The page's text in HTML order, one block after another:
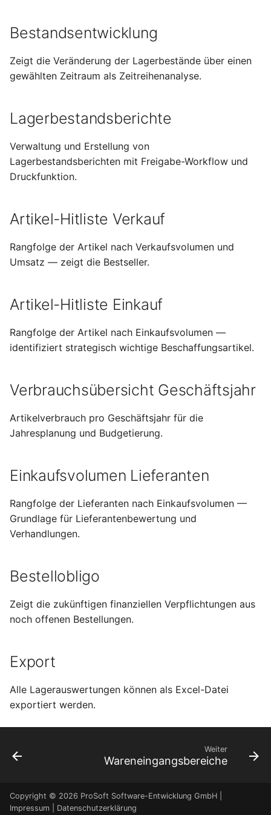
t
a
i
e
t
Länder
Datenimport
Steuersätze und
Produktkostenkalkulation
SEPA-Lastschriftmandate
Factoring
Profit-Center
Kostenarten
Kostenträger
Bankkontoübersicht
Controlling
Gutschriftsanzeigen
Verträge
Verkaufskonditionen
Frachttarife
Verfügbarkeitsübersicht
Änderungsaufträge
Vertriebsauswertungen
Export Materialverfügbarkeitsmonitor
Versanddienstleister Perioden
Bestandsentwicklung
Zeigt die Veränderung der Lagerbestände über einen
gewählten Zeitraum als Zeitreihenanalyse.
Lagerbestandsberichte
Verwaltung und Erstellung von
Lagerbestandsberichten mit Freigabe-Workflow und
Druckfunktion.
Artikel-Hitliste Verkauf
Rangfolge der Artikel nach Verkaufsvolumen und
Umsatz — zeigt die Bestseller.
Artikel-Hitliste Einkauf
Rangfolge der Artikel nach Einkaufsvolumen —
identifiziert strategisch wichtige Beschaffungsartikel.
Verbrauchsübersicht Geschäftsjahr
Artikelverbrauch pro Geschäftsjahr für die
Jahresplanung und Budgetierung.
Einkaufsvolumen Lieferanten
Rangfolge der Lieferanten nach Einkaufsvolumen —
Grundlage für Lieferantenbewertung und
Verhandlungen.
Bestellobligo
Zeigt die zukünftigen finanziellen Verpflichtungen aus
noch offenen Bestellungen.
Export
Alle Lagerauswertungen können als Excel-Datei
exportiert werden.
Weiter
Wareneingangsbereiche
Copyright © 2026 ProSoft Software-Entwicklung GmbH |
Impressum
Datenschutzerklärung